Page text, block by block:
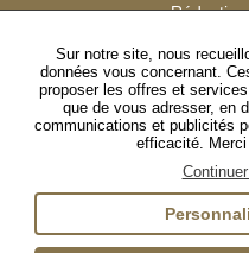
InstagramTikTok
Sur notre site, nous
données vous concernant.
proposer les offres et
que de vous adresser, en
communications et publicités
efficacité. Merci